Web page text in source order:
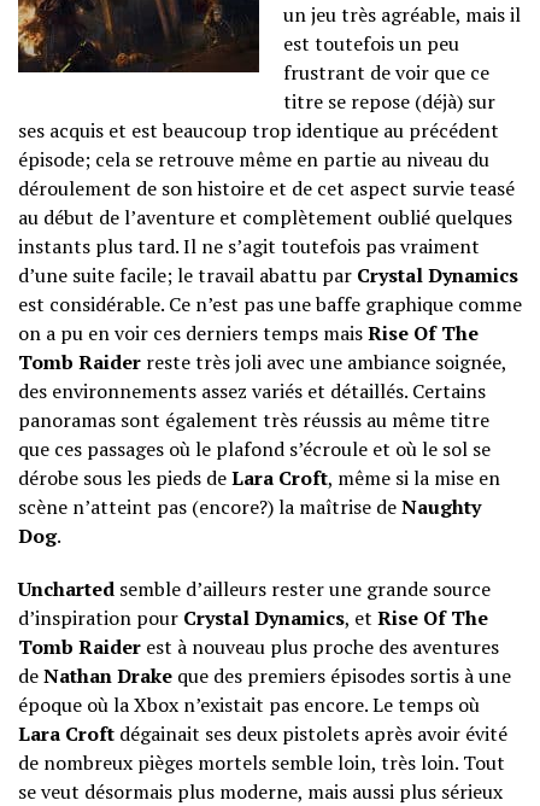
un jeu très agréable, mais il
est toutefois un peu
frustrant de voir que ce
titre se repose (déjà) sur
ses acquis et est beaucoup trop identique au précédent
épisode; cela se retrouve même en partie au niveau du
déroulement de son histoire et de cet aspect survie teasé
au début de l’aventure et complètement oublié quelques
instants plus tard. Il ne s’agit toutefois pas vraiment
d’une suite facile; le travail abattu par Crystal Dynamics
est considérable. Ce n’est pas une baffe graphique comme
on a pu en voir ces derniers temps maisRise Of The
Tomb Raider reste très joli avec une ambiance soignée,
des environnements assez variés et détaillés. Certains
panoramas sont également très réussis au même titre
que ces passages où le plafond s’écroule et où le sol se
dérobe sous les pieds deLara Croft, même si la mise en
scène n’atteint pas (encore?) la maîtrise deNaughty
Dog.
Uncharted semble d’ailleurs rester une grande source
d’inspiration pour Crystal Dynamics, et Rise Of The
Tomb Raider est à nouveau plus proche des aventures
deNathan Drake que des premiers épisodes sortis à une
époque où la Xbox n’existait pas encore. Le temps où
Lara Croft dégainait ses deux pistolets après avoir évité
de nombreux pièges mortels semble loin, très loin. Tout
se veut désormais plus moderne, mais aussi plus sérieux